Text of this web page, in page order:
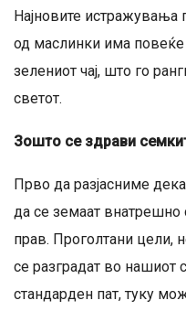
Најновите истражувања
од маслинки има
зелениот чај, што го
светот.
Зошто се здрави
Прво да разјасниме
да се земаат
прав. Проголтани цели,
се разградат во нашиот
стандарден пат, туку